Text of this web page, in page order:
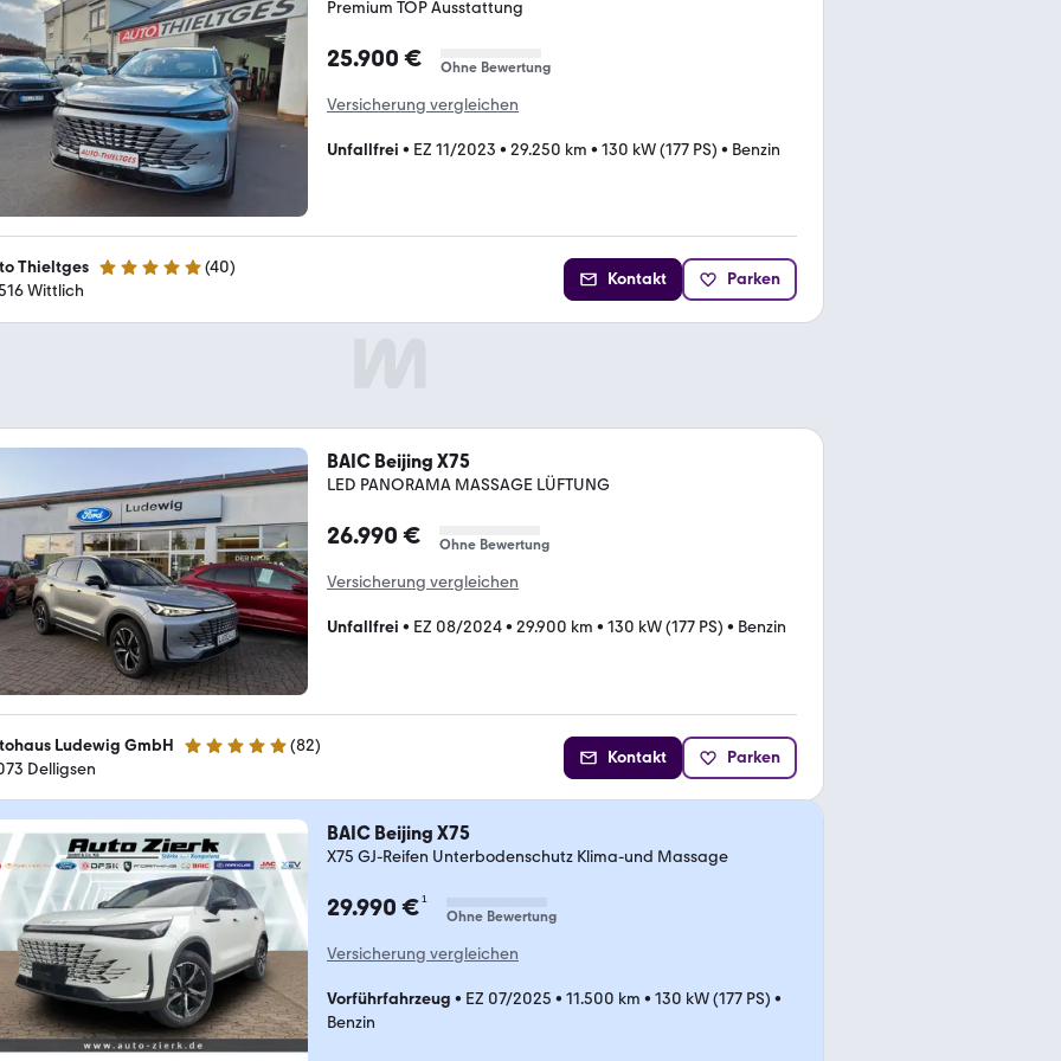
Premium TOP Ausstattung
25.900 € Ohne Bewertung
Versicherung vergleichen
Unfallfrei • EZ 11/2023 • 29.250 km • 130 kW (177 PS) • Benzin
Thieltges 5 Sterne (40)
Wittlich
Kontakt Parken
BAIC Beijing X75
LED PANORAMA MASSAGE LÜFTUNG
26.990 € Ohne Bewertung
Versicherung vergleichen
Unfallfrei • EZ 08/2024• 29.900 km • 130 kW (177 PS) • Benzin
Ludewig GmbH 4.9 Sterne (82)
Delligsen
Kontakt Parken
BAIC Beijing X75
X75 GJ-Reifen Unterbodenschutz Klima-und Massage
29.990 €¹
Ohne Bewertung
Versicherung vergleichen
Vorführfahrzeug • EZ 07/2025 • 11.500 km • 130 kW (177 PS) •
Benzin